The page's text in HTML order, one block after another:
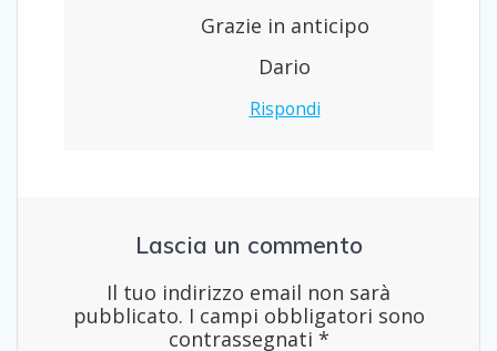
Grazie in anticipo
Dario
Rispondi
Lascia un commento
Il tuo indirizzo email non sarà
pubblicato. I campi obbligatori sono
contrassegnati *